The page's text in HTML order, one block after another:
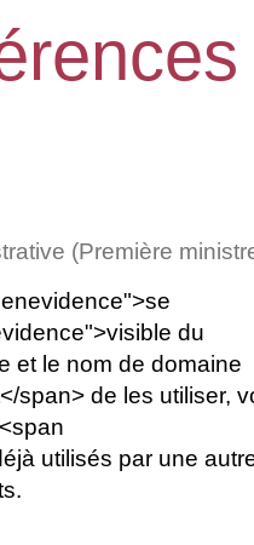
(Première
du
et le nom de domaine
span> de les utiliser,
utilisés par une